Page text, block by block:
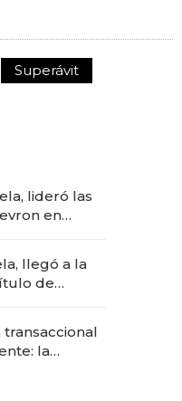
Superávit
lideró las
en
llegó a la
de
la